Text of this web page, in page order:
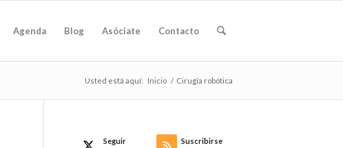
Agenda Blog Asóciate Contacto
Usted está aquí: Inicio / Cirugía robótica
Seguir Suscribirse